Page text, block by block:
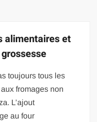
alimentaires et
toujours tous les
fromages non
L’ajout
au four